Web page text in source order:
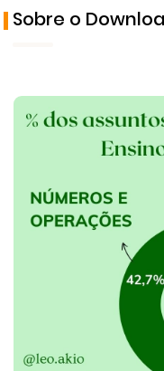
Sobre o